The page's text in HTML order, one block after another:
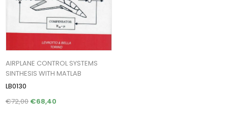
AIRPLANE CONTROL SYSTEMS
SINTHESIS WITH MATLAB
LB0130
€72,00 €68,40